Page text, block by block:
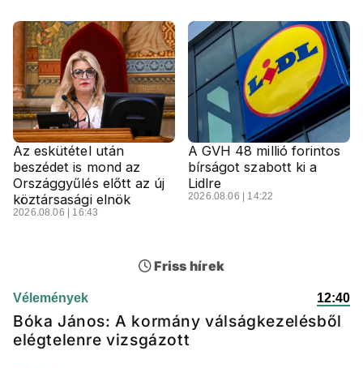
Az eskütétel után
beszédet is mond az
Országgyűlés előtt az új
köztársasági elnök
2026.08.06 | 16:43
A GVH 48 millió forintos
bírságot szabott ki a
Lidlre
2026.08.06 | 14:22
Friss hírek
Vélemények 12:40
Bóka János: A kormány válságkezelésből
elégtelenre vizsgázott